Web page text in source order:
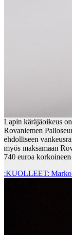
Lapin käräjäoikeus
Rovaniemen
ehdolliseen
myös maksamaan
740 euroa
:KUOLLEET: